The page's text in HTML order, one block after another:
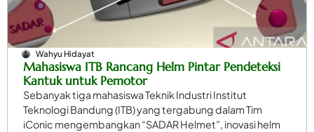
Wahyu Hidayat
Mahasiswa ITB Rancang Helm Pintar Pendeteksi
Kantuk untuk Pemotor
Sebanyak tiga mahasiswa Teknik Industri Institut
Teknologi Bandung (ITB) yang tergabung dalam Tim
iConic mengembangkan “SADAR Helmet”, inovasi helm